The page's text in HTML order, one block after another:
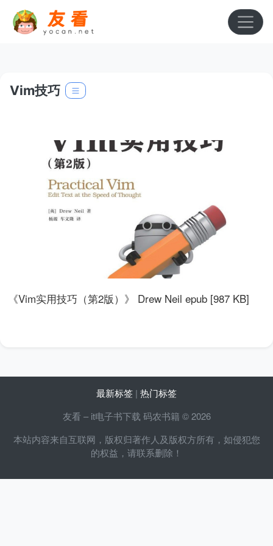
Vim技巧
《Vim实用技巧（第2版）》 Drew Neil epub [987 KB]
最新标签 | 热门标签
友看 – it电子书下载 码农书籍 © 2026
本站内容来自互联网，版权归著作人及版权方所有，如侵犯您
的权益，请联系删除！